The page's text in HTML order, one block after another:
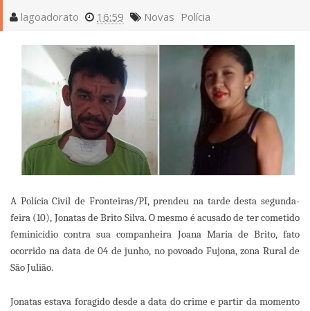
lagoadorato 16:59 Novas Polícia
A Polícia Civil de Fronteiras/PI, prendeu na tarde desta segunda-
feira (10), Jonatas de Brito Silva. O mesmo é acusado de ter cometido
feminicídio contra sua companheira Joana Maria de Brito, fato
ocorrido na data de 04 de junho, no povoado Fujona, zona Rural de
São Julião.
Jonatas estava foragido desde a data do crime e partir da momento